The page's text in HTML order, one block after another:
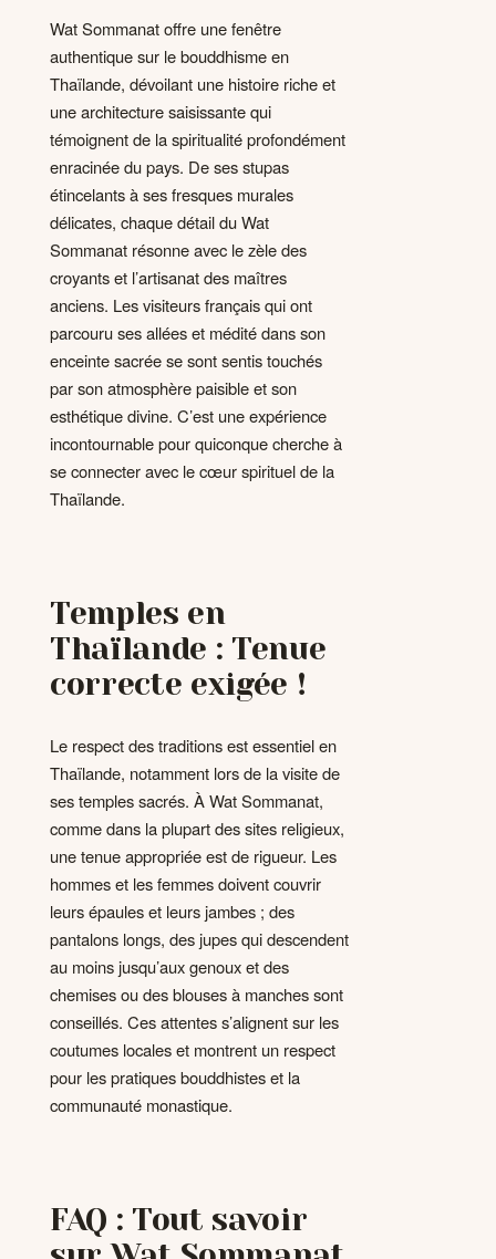
Wat Sommanat offre une fenêtre
authentique sur le bouddhisme en
Thaïlande, dévoilant une histoire riche et
une architecture saisissante qui
témoignent de la spiritualité profondément
enracinée du pays. De ses stupas
étincelants à ses fresques murales
délicates, chaque détail du Wat
Sommanat résonne avec le zèle des
croyants et l’artisanat des maîtres
anciens. Les visiteurs français qui ont
parcouru ses allées et médité dans son
enceinte sacrée se sont sentis touchés
par son atmosphère paisible et son
esthétique divine. C’est une expérience
incontournable pour quiconque cherche à
se connecter avec le cœur spirituel de la
Thaïlande.
Temples en
Thaïlande : Tenue
correcte exigée !
Le respect des traditions est essentiel en
Thaïlande, notamment lors de la visite de
ses temples sacrés. À Wat Sommanat,
comme dans la plupart des sites religieux,
une tenue appropriée est de rigueur. Les
hommes et les femmes doivent couvrir
leurs épaules et leurs jambes ; des
pantalons longs, des jupes qui descendent
au moins jusqu’aux genoux et des
chemises ou des blouses à manches sont
conseillés. Ces attentes s’alignent sur les
coutumes locales et montrent un respect
pour les pratiques bouddhistes et la
communauté monastique.
FAQ : Tout savoir